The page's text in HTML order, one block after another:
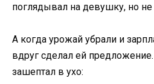
поглядывал на девушку, но не
А когда урожай убрали и
вдруг сделал ей
зашептал в ухо: